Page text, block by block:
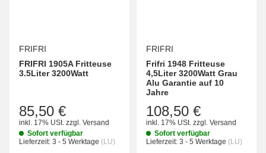
FRIFRI
FRIFRI 1905A Fritteuse
3.5Liter 3200Watt
85,50 €
inkl. 17% USt. zzgl. Versand
Sofort verfügbar
Lieferzeit: 3 - 5 Werktage (LU)
FRIFRI
Frifri 1948 Fritteuse
4,5Liter 3200Watt Grau
Alu Garantie auf 10
Jahre
108,50 €
inkl. 17% USt. zzgl. Versand
Sofort verfügbar
Lieferzeit: 3 - 5 Werktage (LU)